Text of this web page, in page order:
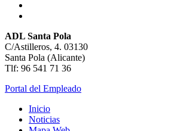
ADL Santa Pola
C/Astilleros, 4. 03130
Santa Pola (Alicante)
Tlf: 96 541 71 36
Portal del Empleado
Inicio
Noticias